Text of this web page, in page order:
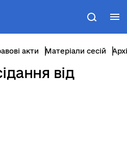
Пошук
акти Матеріали сесій
від